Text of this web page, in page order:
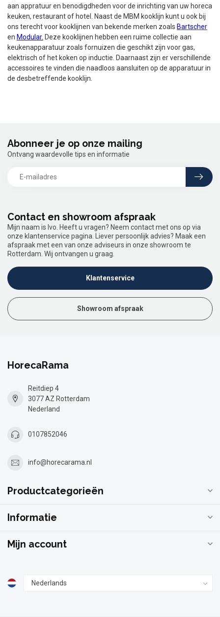
aan appratuur en benodigdheden voor de inrichting van uw horeca
keuken, restaurant of hotel. Naast de MBM kooklijn kunt u ook bij
ons terecht voor kooklijnen van bekende merken zoals Bartscher
en Modular. Deze kooklijnen hebben een ruime collectie aan
keukenapparatuur zoals fornuizen die geschikt zijn voor gas,
elektrisch of het koken op inductie. Daarnaast zijn er verschillende
accessoires te vinden die naadloos aansluiten op de apparatuur in
de desbetreffende kooklijn.
Contact en showroom afspraak
Mijn naam is Ivo. Heeft u vragen? Neem contact met ons op via
onze klantenservice pagina. Liever persoonlijk advies? Maak een
afspraak met een van onze adviseurs in onze showroom te
Rotterdam. Wij ontvangen u graag.
Klantenservice
Showroom afspraak
Abonneer je op onze mailing
Ontvang waardevolle tips en informatie
HorecaRama
Reitdiep 4
3077 AZ Rotterdam
Nederland
0107852046
info@horecarama.nl
Productcategorieën
Informatie
Mijn account